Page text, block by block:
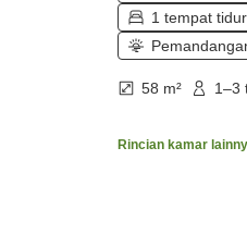
1 tempat
58 m² 1–3
Rincian kamar